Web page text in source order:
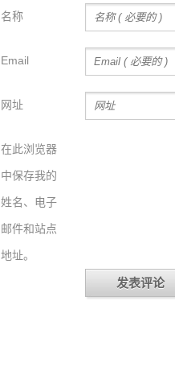
名称
Email
网址
在此浏览器
中保存我的
姓名、电子
邮件和站点
地址。